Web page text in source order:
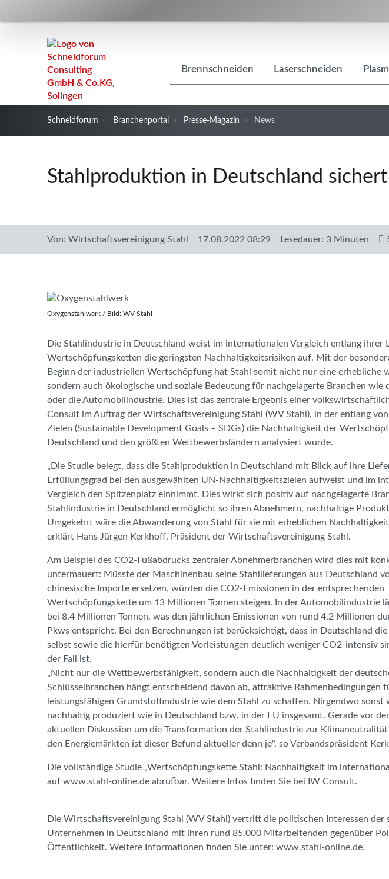
überspringen
Brennschneiden Laserschneiden
Schneidforum Branchenportal Presse-Magazin News
Stahlproduktion in Deutschland
Von: Wirtschaftsvereinigung Stahl 17.08.2022 08:29 Lesedauer: 3 Minuten
Oxygenstahlwerk / Bild: WV Stahl
Die Stahlindustrie in Deutschland weist im internationalen Vergleich entlang ihrer
Wertschöpfungsketten die geringsten Nachhaltigkeitsrisiken auf. Mit der
Beginn der industriellen Wertschöpfung hat Stahl somit nicht nur eine erhebliche
sondern auch ökologische und soziale Bedeutung für nachgelagerte Branchen wie
oder die Automobilindustrie. Dies ist das zentrale Ergebnis einer
Consult im Auftrag der Wirtschaftsvereinigung Stahl (WV Stahl), in der entlang
Zielen (Sustainable Development Goals – SDGs) die Nachhaltigkeit der
Deutschland und den größten Wettbewerbsländern analysiert wurde.
„Die Studie belegt, dass die Stahlproduktion in Deutschland mit Blick auf ihre
Erfüllungsgrad bei den ausgewählten UN-Nachhaltigkeitszielen aufweist und im
Vergleich den Spitzenplatz einnimmt. Dies wirkt sich positiv auf nachgelagerte
Stahlindustrie in Deutschland ermöglicht so ihren Abnehmern, nachhaltige
Umgekehrt wäre die Abwanderung von Stahl für sie mit erheblichen
erklärt Hans Jürgen Kerkhoff, Präsident der Wirtschaftsvereinigung Stahl.
Am Beispiel des CO2-Fußabdrucks zentraler Abnehmerbranchen wird dies mit
untermauert: Müsste der Maschinenbau seine Stahllieferungen aus Deutschland
chinesische Importe ersetzen, würden die CO2-Emissionen in der entsprechenden
Wertschöpfungskette um 13 Millionen Tonnen steigen. In der Automobilindustrie
bei 8,4 Millionen Tonnen, was den jährlichen Emissionen von rund 4,2 Millionen
Pkws entspricht. Bei den Berechnungen ist berücksichtigt, dass in Deutschland
selbst sowie die hierfür benötigten Vorleistungen deutlich weniger CO2-intensiv
der Fall ist.
„Nicht nur die Wettbewerbsfähigkeit, sondern auch die Nachhaltigkeit der
Schlüsselbranchen hängt entscheidend davon ab, attraktive Rahmenbedingungen
leistungsfähigen Grundstoffindustrie wie dem Stahl zu schaffen. Nirgendwo sonst
nachhaltig produziert wie in Deutschland bzw. in der EU insgesamt. Gerade vor
aktuellen Diskussion um die Transformation der Stahlindustrie zur
den Energiemärkten ist dieser Befund aktueller denn je“, so Verbandspräsident
Die vollständige Studie „Wertschöpfungskette Stahl: Nachhaltigkeit im
auf www.stahl-online.de abrufbar. Weitere Infos finden Sie bei IW Consult.
Die Wirtschaftsvereinigung Stahl (WV Stahl) vertritt die politischen Interessen der
Unternehmen in Deutschland mit ihren rund 85.000 Mitarbeitenden gegenüber
Öffentlichkeit. Weitere Informationen finden Sie unter: www.stahl-online.de.